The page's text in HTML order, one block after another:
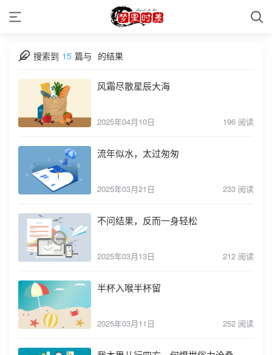
搜索到 15 篇与 的结果
风霜尽散星辰大海
2025年04月10日 196 阅读
流年似水，太过匆匆
2025年03月21日 233 阅读
不问结果，反而一身轻松
2025年03月13日 212 阅读
半杯入喉半杯留
2025年03月11日 252 阅读